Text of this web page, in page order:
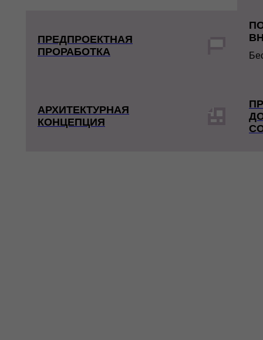
ПРЕДПРОЕКТНАЯ
ПРОРАБОТКА
АРХИТЕКТУРНАЯ
КОНЦЕПЦИЯ